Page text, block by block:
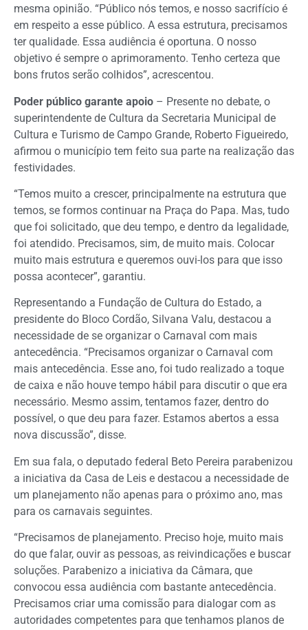
mesma opinião. “Público nós temos, e nosso sacrifício é
em respeito a esse público. A essa estrutura, precisamos
ter qualidade. Essa audiência é oportuna. O nosso
objetivo é sempre o aprimoramento. Tenho certeza que
bons frutos serão colhidos”, acrescentou.
Poder público garante apoio – Presente no debate, o
superintendente de Cultura da Secretaria Municipal de
Cultura e Turismo de Campo Grande, Roberto Figueiredo,
afirmou o município tem feito sua parte na realização das
festividades.
“Temos muito a crescer, principalmente na estrutura que
temos, se formos continuar na Praça do Papa. Mas, tudo
que foi solicitado, que deu tempo, e dentro da legalidade,
foi atendido. Precisamos, sim, de muito mais. Colocar
muito mais estrutura e queremos ouvi-los para que isso
possa acontecer”, garantiu.
Representando a Fundação de Cultura do Estado, a
presidente do Bloco Cordão, Silvana Valu, destacou a
necessidade de se organizar o Carnaval com mais
antecedência. “Precisamos organizar o Carnaval com
mais antecedência. Esse ano, foi tudo realizado a toque
de caixa e não houve tempo hábil para discutir o que era
necessário. Mesmo assim, tentamos fazer, dentro do
possível, o que deu para fazer. Estamos abertos a essa
nova discussão”, disse.
Em sua fala, o deputado federal Beto Pereira parabenizou
a iniciativa da Casa de Leis e destacou a necessidade de
um planejamento não apenas para o próximo ano, mas
para os carnavais seguintes.
“Precisamos de planejamento. Preciso hoje, muito mais
do que falar, ouvir as pessoas, as reivindicações e buscar
soluções. Parabenizo a iniciativa da Câmara, que
convocou essa audiência com bastante antecedência.
Precisamos criar uma comissão para dialogar com as
autoridades competentes para que tenhamos planos de